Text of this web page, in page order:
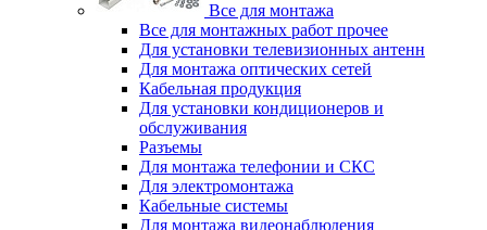
Все для монтажа
Все для монтажных работ прочее
Для установки телевизионных антенн
Для монтажа оптических сетей
Кабельная продукция
Для установки кондиционеров и
обслуживания
Разъемы
Для монтажа телефонии и СКС
Для электромонтажа
Кабельные системы
Для монтажа видеонаблюдения